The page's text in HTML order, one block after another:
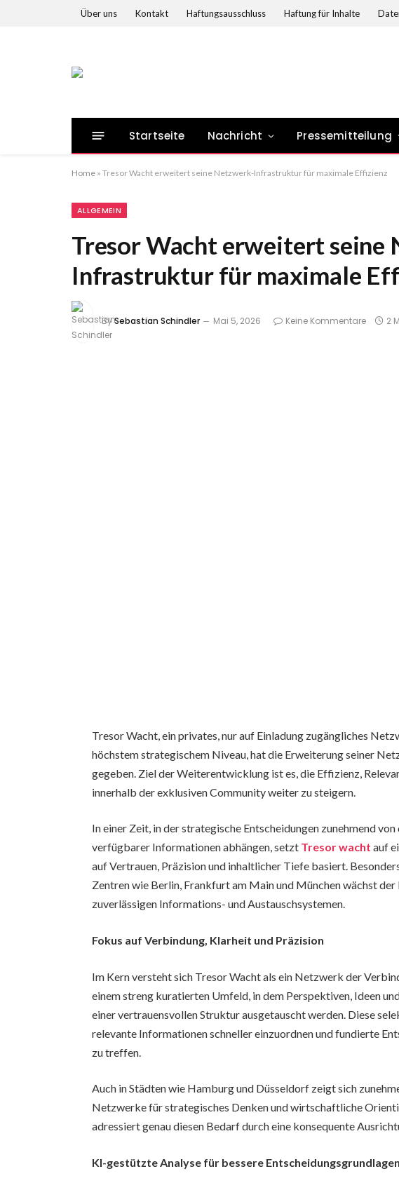
Über uns Kontakt Haftungsausschluss Haftung für Inhalte
Startseite Nachricht Pressemitteilung
Home » Tresor Wacht erweitert seine Netzwerk-Infrastruktur für maximale Effizienz
ALLGEMEIN
Tresor Wacht erweitert seine
Infrastruktur für maximale
BySebastian Schindler Mai 5, 2026 Keine Kommentare 2
Tresor Wacht, ein privates, nur auf Einladung zugängliches
höchstem strategischem Niveau, hat die Erweiterung seiner
gegeben. Ziel der Weiterentwicklung ist es, die Effizienz,
innerhalb der exklusiven Community weiter zu steigern.
In einer Zeit, in der strategische Entscheidungen zunehmend
verfügbarer Informationen abhängen, setzt Tresor wacht auf
auf Vertrauen, Präzision und inhaltlicher Tiefe basiert.
Zentren wie Berlin, Frankfurt am Main und München wächst
zuverlässigen Informations- und Austauschsystemen.
Fokus auf Verbindung, Klarheit und Präzision
Im Kern versteht sich Tresor Wacht als ein Netzwerk der
einem streng kuratierten Umfeld, in dem Perspektiven, Ideen
einer vertrauensvollen Struktur ausgetauscht werden. Diese
relevante Informationen schneller einzuordnen und fundierte
zu treffen.
Auch in Städten wie Hamburg und Düsseldorf zeigt sich
Netzwerke für strategisches Denken und wirtschaftliche
adressiert genau diesen Bedarf durch eine konsequente
KI-gestützte Analyse für bessere Entscheidungsgrundlagen